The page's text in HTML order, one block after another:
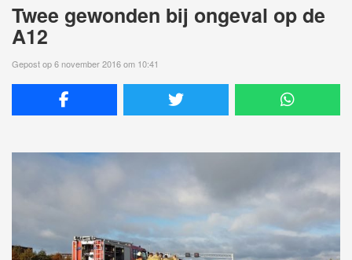
Twee gewonden bij ongeval op de
A12
Gepost op 6 november 2016 om 10:41